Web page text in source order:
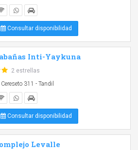
Consultar disponibilidad
Inti-Yaykuna
2 estrellas
Cereseto 311 - Tandil
Consultar disponibilidad
Levalle